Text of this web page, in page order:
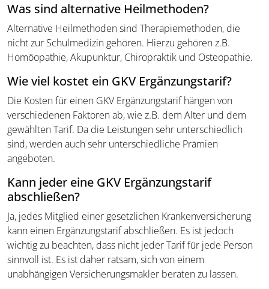
Was sind alternative Heilmethoden?
Alternative Heilmethoden sind Therapiemethoden, die
nicht zur Schulmedizin gehören. Hierzu gehören z.B.
Homöopathie, Akupunktur, Chiropraktik und Osteopathie.
Wie viel kostet ein GKV Ergänzungstarif?
Die Kosten für einen GKV Ergänzungstarif hängen von
verschiedenen Faktoren ab, wie z.B. dem Alter und dem
gewählten Tarif. Da die Leistungen sehr unterschiedlich
sind, werden auch sehr unterschiedliche Prämien
angeboten.
Kann jeder eine GKV Ergänzungstarif
abschließen?
Ja, jedes Mitglied einer gesetzlichen Krankenversicherung
kann einen Ergänzungstarif abschließen. Es ist jedoch
wichtig zu beachten, dass nicht jeder Tarif für jede Person
sinnvoll ist. Es ist daher ratsam, sich von einem
unabhängigen Versicherungsmakler beraten zu lassen.